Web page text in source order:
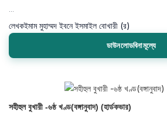
লেখকইমাম মুহাম্মদ ইবনে ইসমাইল বোখারী (র)
ডাউনলোডবিনামূল্যে
সহীহুল বুখারী -৬ষ্ঠ খণ্ড(বঙ্গানুবাদ) (হার্ডকভার)